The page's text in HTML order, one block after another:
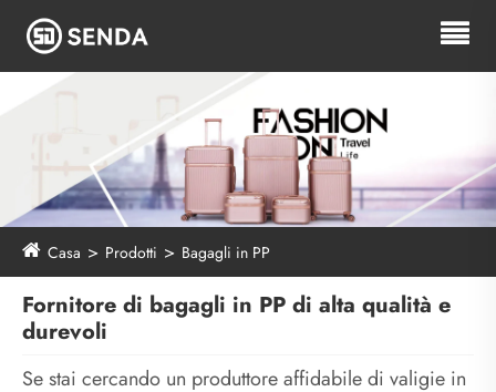
Casa Prodotti Bagagli in PP
Fornitore di bagagli in PP di alta qualità e
durevoli
Se stai cercando un produttore affidabile di valigie in